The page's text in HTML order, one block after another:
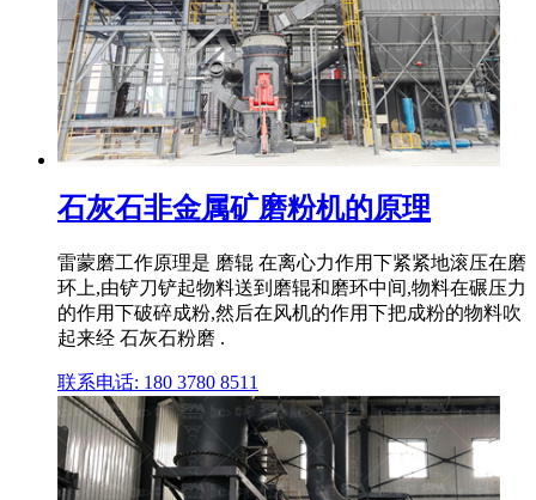
石灰石非金属矿磨粉机的原理
雷蒙磨工作原理是 磨辊 在离心力作用下紧紧地滚压在磨
环上,由铲刀铲起物料送到磨辊和磨环中间,物料在碾压力
的作用下破碎成粉,然后在风机的作用下把成粉的物料吹
起来经 石灰石粉磨 .
联系电话: 180 3780 8511